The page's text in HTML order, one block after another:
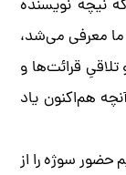
نیچه نویسنده
معرفی می‌شد،
قرائت‌ها و
هم‌اکنون یاد
حضور سوژه را از